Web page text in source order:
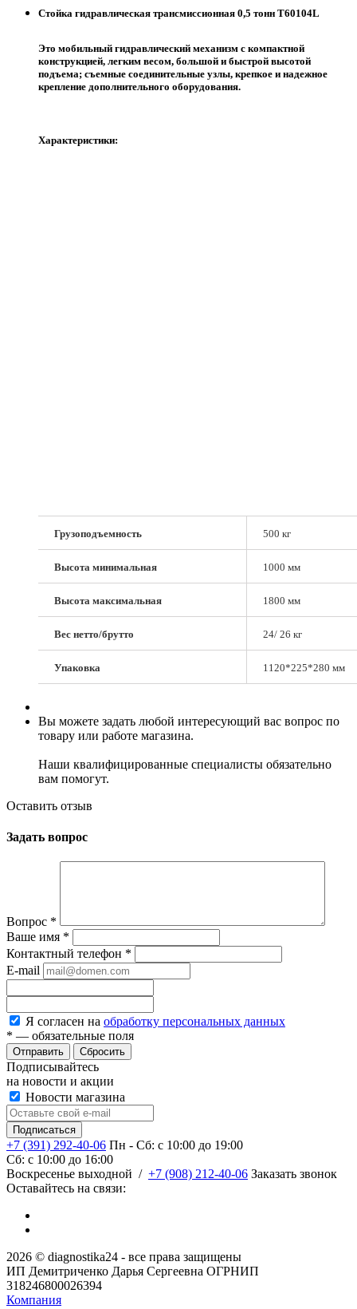
Стойка гидравлическая трансмиссионная 0,5 тонн Т60104L
Это мобильный гидравлический механизм с компактной
конструкцией, легким весом, большой и быстрой высотой
подъема; съемные соединительные узлы, крепкое и надежное
крепление дополнительного оборудования.
Характеристики:
Грузоподъемность 500 кг
Высота минимальная 1000 мм
Высота максимальная 1800 мм
Вес нетто/брутто 24/ 26 кг
Упаковка 1120*225*280 мм
Вы можете задать любой интересующий вас вопрос по
товару или работе магазина.
Наши квалифицированные специалисты обязательно
вам помогут.
Оставить отзыв
Задать вопрос
Вопрос *
Ваше имя *
Контактный телефон *
E-mail
Я согласен на обработку персональных данных
* — обязательные поля
Сбросить
Подписывайтесь
на новости и акции
Новости магазина
+7 (391) 292-40-06 Пн - Сб: c 10:00 до 19:00
Сб: c 10:00 до 16:00
​Воскресенье выходной / +7 (908) 212-40-06 Заказать звонок
Оставайтесь на связи:
2026 © diagnostika24 - все права защищены
ИП Демитриченко Дарья Сергеевна ОГРНИП
318246800026394
Компания